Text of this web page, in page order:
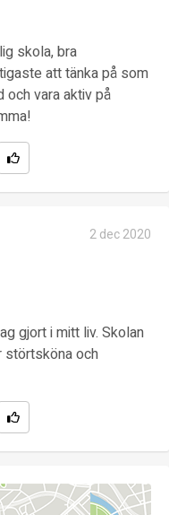
skola, bra
att tänka på som
och vara aktiv på
2 dec 2020
gjort i mitt liv. Skolan
störtsköna och